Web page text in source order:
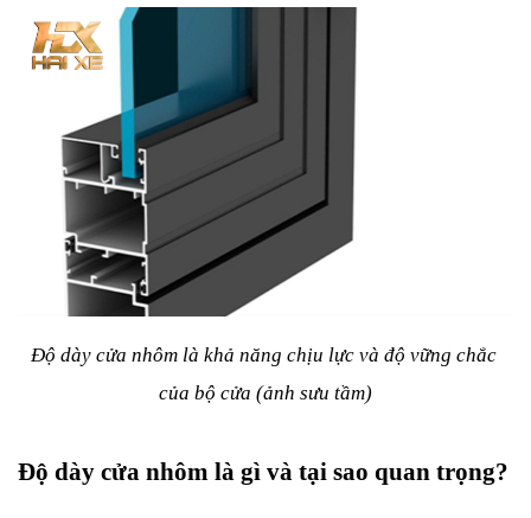
Độ dày cửa nhôm là khả năng chịu lực và độ vững chắc
của bộ cửa (ảnh sưu tầm)
Độ dày cửa nhôm là gì và tại sao quan trọng?